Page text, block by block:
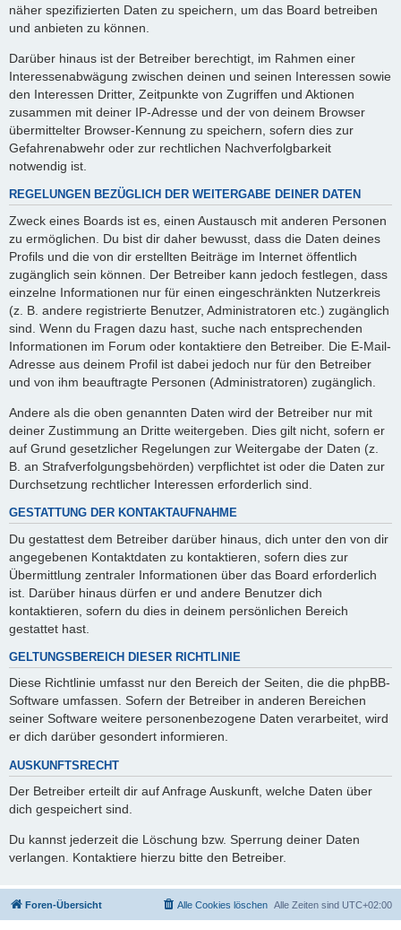
näher spezifizierten Daten zu speichern, um das Board betreiben
und anbieten zu können.
Darüber hinaus ist der Betreiber berechtigt, im Rahmen einer
Interessenabwägung zwischen deinen und seinen Interessen sowie
den Interessen Dritter, Zeitpunkte von Zugriffen und Aktionen
zusammen mit deiner IP-Adresse und der von deinem Browser
übermittelter Browser-Kennung zu speichern, sofern dies zur
Gefahrenabwehr oder zur rechtlichen Nachverfolgbarkeit
notwendig ist.
REGELUNGEN BEZÜGLICH DER WEITERGABE DEINER DATEN
Zweck eines Boards ist es, einen Austausch mit anderen Personen
zu ermöglichen. Du bist dir daher bewusst, dass die Daten deines
Profils und die von dir erstellten Beiträge im Internet öffentlich
zugänglich sein können. Der Betreiber kann jedoch festlegen, dass
einzelne Informationen nur für einen eingeschränkten Nutzerkreis
(z. B. andere registrierte Benutzer, Administratoren etc.) zugänglich
sind. Wenn du Fragen dazu hast, suche nach entsprechenden
Informationen im Forum oder kontaktiere den Betreiber. Die E-Mail-
Adresse aus deinem Profil ist dabei jedoch nur für den Betreiber
und von ihm beauftragte Personen (Administratoren) zugänglich.
Andere als die oben genannten Daten wird der Betreiber nur mit
deiner Zustimmung an Dritte weitergeben. Dies gilt nicht, sofern er
auf Grund gesetzlicher Regelungen zur Weitergabe der Daten (z.
B. an Strafverfolgungsbehörden) verpflichtet ist oder die Daten zur
Durchsetzung rechtlicher Interessen erforderlich sind.
GESTATTUNG DER KONTAKTAUFNAHME
Du gestattest dem Betreiber darüber hinaus, dich unter den von dir
angegebenen Kontaktdaten zu kontaktieren, sofern dies zur
Übermittlung zentraler Informationen über das Board erforderlich
ist. Darüber hinaus dürfen er und andere Benutzer dich
kontaktieren, sofern du dies in deinem persönlichen Bereich
gestattet hast.
GELTUNGSBEREICH DIESER RICHTLINIE
Diese Richtlinie umfasst nur den Bereich der Seiten, die die phpBB-
Software umfassen. Sofern der Betreiber in anderen Bereichen
seiner Software weitere personenbezogene Daten verarbeitet, wird
er dich darüber gesondert informieren.
AUSKUNFTSRECHT
Der Betreiber erteilt dir auf Anfrage Auskunft, welche Daten über
dich gespeichert sind.
Du kannst jederzeit die Löschung bzw. Sperrung deiner Daten
verlangen. Kontaktiere hierzu bitte den Betreiber.
Foren-Übersicht Alle Zeiten sind UTC+02:00
Alle Cookies löschen